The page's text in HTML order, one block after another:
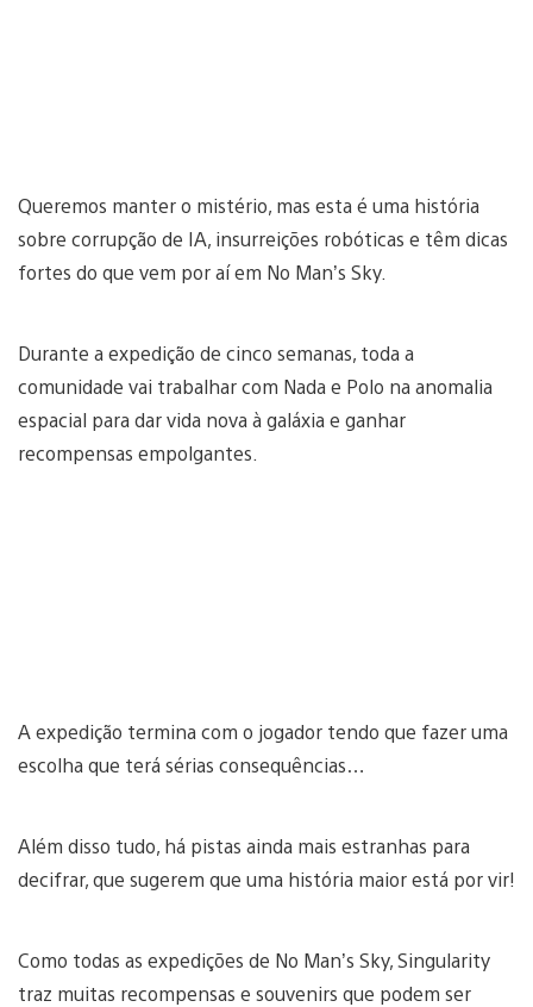
Queremos manter o mistério, mas esta é uma história
sobre corrupção de IA, insurreições robóticas e têm dicas
fortes do que vem por aí em No Man’s Sky.
Durante a expedição de cinco semanas, toda a
comunidade vai trabalhar com Nada e Polo na anomalia
espacial para dar vida nova à galáxia e ganhar
recompensas empolgantes.
A expedição termina com o jogador tendo que fazer uma
escolha que terá sérias consequências…
Além disso tudo, há pistas ainda mais estranhas para
decifrar, que sugerem que uma história maior está por vir!
Como todas as expedições de No Man’s Sky, Singularity
traz muitas recompensas e souvenirs que podem ser